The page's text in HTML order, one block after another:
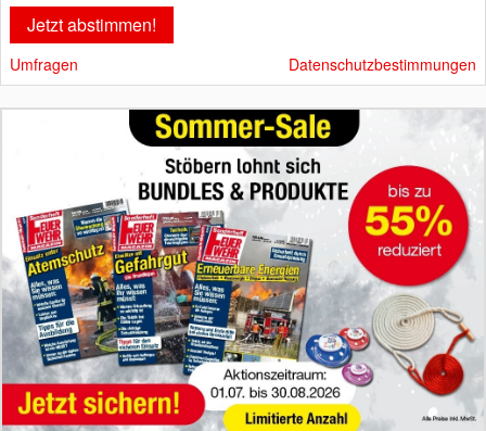
Umfragen Datenschutzbestimmungen